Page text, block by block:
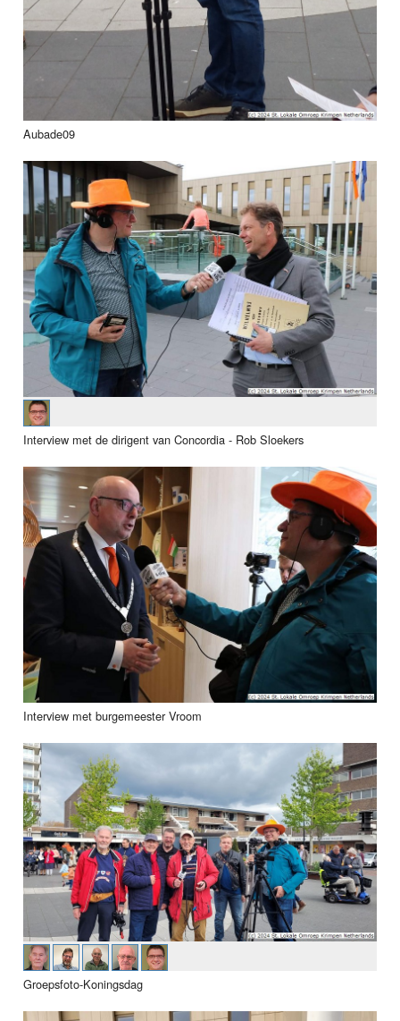
Aubade09
Interview met de dirigent van Concordia - Rob Sloekers
Interview met burgemeester Vroom
Groepsfoto-Koningsdag